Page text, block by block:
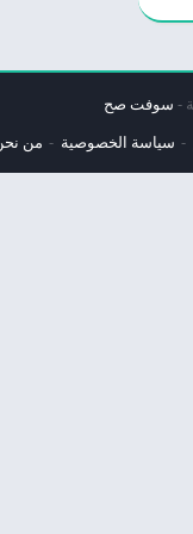
سوفت صح
سياسة الخصوصية من